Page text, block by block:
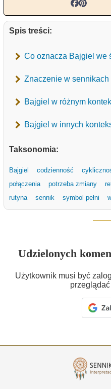
Spis treści:
Co oznacza Bajgiel we
Znaczenie w sennikach
Bajgiel w różnym
Bajgiel w innych
Taksonomia:
Bajgiel codzienność
połączenia
potrzeba zmiany
rutyna
sennik symbol pełni
Udzielonych
Użytkownik musi być